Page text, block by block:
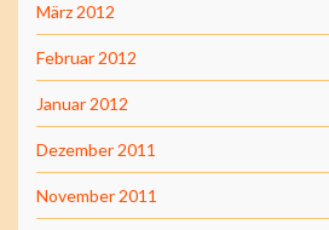
März 2012
Februar 2012
Januar 2012
Dezember 2011
November 2011